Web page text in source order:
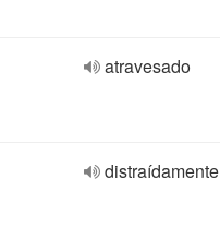
atravesado
distraídamente